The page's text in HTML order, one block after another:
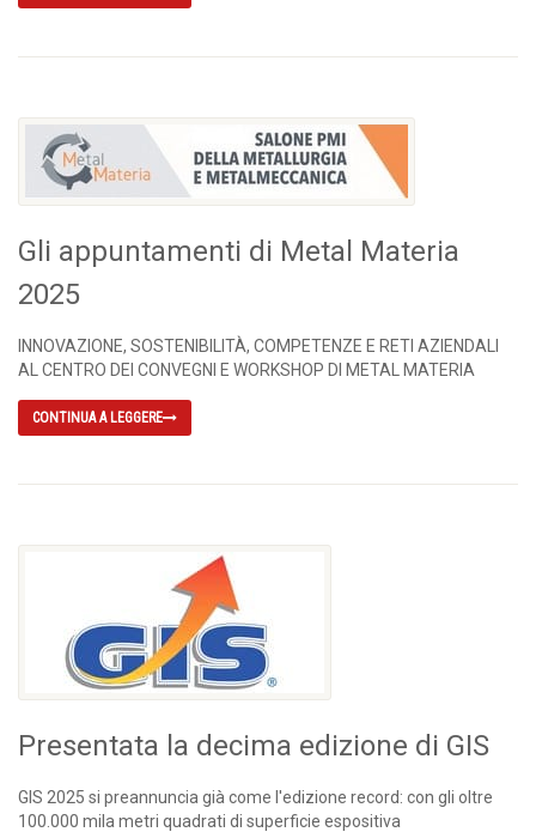
Gli appuntamenti di Metal Materia
2025
INNOVAZIONE, SOSTENIBILITÀ, COMPETENZE E RETI AZIENDALI
AL CENTRO DEI CONVEGNI E WORKSHOP DI METAL MATERIA
CONTINUA A LEGGERE
Presentata la decima edizione di GIS
GIS 2025 si preannuncia già come l'edizione record: con gli oltre
100.000 mila metri quadrati di superficie espositiva